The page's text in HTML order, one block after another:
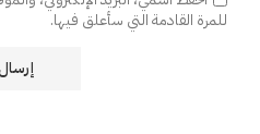
للمرة القادمة التي سأعلق فيها.